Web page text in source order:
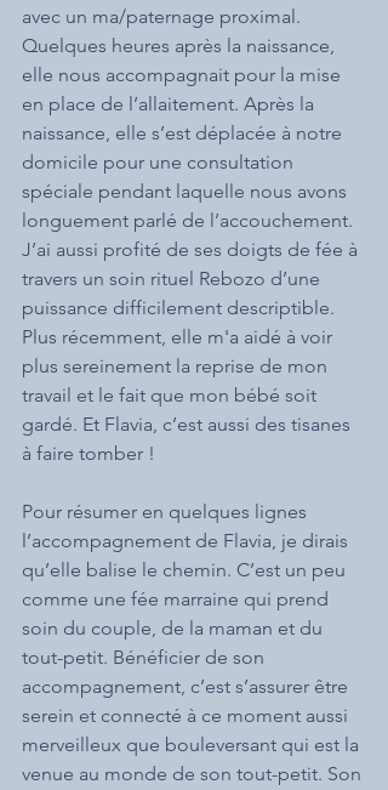
avec un ma/paternage proximal.
Quelques heures après la naissance,
elle nous accompagnait pour la mise
en place de l’allaitement. Après la
naissance, elle s’est déplacée à notre
domicile pour une consultation
spéciale pendant laquelle nous avons
longuement parlé de l’accouchement.
J’ai aussi profité de ses doigts de fée à
travers un soin rituel Rebozo d’une
puissance difficilement descriptible.
Plus récemment, elle m'a aidé à voir
plus sereinement la reprise de mon
travail et le fait que mon bébé soit
gardé. Et Flavia, c’est aussi des tisanes
à faire tomber !
Pour résumer en quelques lignes
l’accompagnement de Flavia, je dirais
qu’elle balise le chemin. C’est un peu
comme une fée marraine qui prend
soin du couple, de la maman et du
tout-petit. Bénéficier de son
accompagnement, c’est s’assurer être
serein et connecté à ce moment aussi
merveilleux que bouleversant qui est la
venue au monde de son tout-petit. Son